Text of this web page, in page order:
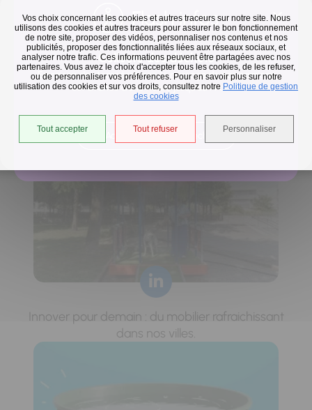
Vos choix concernant les cookies et autres traceurs sur notre site. Nous
utilisons des cookies et autres traceurs pour assurer le bon fonctionnement
de notre site, proposer des vidéos, personnaliser nos contenus et nos
publicités, proposer des fonctionnalités liées aux réseaux sociaux, et
analyser notre trafic. Ces informations peuvent être partagées avec nos
partenaires. Vous avez le choix d'accepter tous les cookies, de les refuser,
ou de personnaliser vos préférences. Pour en savoir plus sur notre
utilisation des cookies et sur vos droits, consultez notre Politique de gestion
des cookies
Tout accepter Tout refuser Personnaliser
Flash infos
Collecte des déchets
En raison des températures, le passage de nos camions
est avancé d'une heure jusqu'au 14 août.
Accéder à l'univers déchets
Horaires de collecte adaptés aux périodes de fortes
Innover pour demain : du mobilier rafraichissant
dans nos villes.